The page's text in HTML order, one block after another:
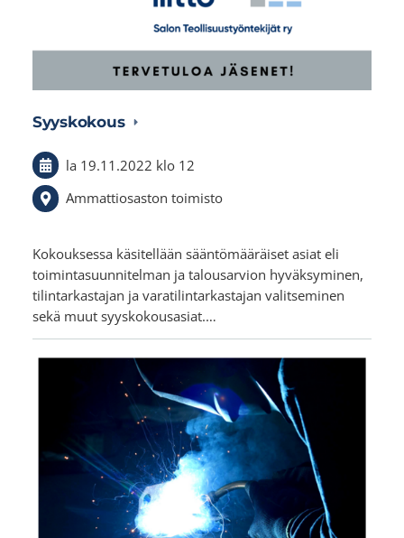
Syyskokous
la 19.11.2022 klo 12
Ammattiosaston toimisto
Kokouksessa käsitellään sääntömääräiset asiat eli
toimintasuunnitelman ja talousarvion hyväksyminen,
tilintarkastajan ja varatilintarkastajan valitseminen
sekä muut syyskokousasiat.…